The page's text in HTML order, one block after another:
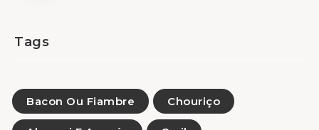
Tags
Bacon Ou Fiambre Chouriço